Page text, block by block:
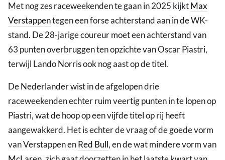
Met nog zes raceweekenden te gaan in 2025 kijktMax
Verstappentegen een forse achterstand aan in de WK-
stand. De 28-jarige coureur moet een achterstand van
63 punten overbruggen ten opzichte van Oscar Piastri,
terwijl Lando Norris ook nog aast op de titel.
De Nederlander wist in de afgelopen drie
raceweekenden echter ruim veertig punten in te lopen op
Piastri, wat de hoop op een vijfde titel op rij heeft
aangewakkerd. Het is echter de vraag of de goede vorm
van Verstappen enRed Bull, en de wat mindere vorm van